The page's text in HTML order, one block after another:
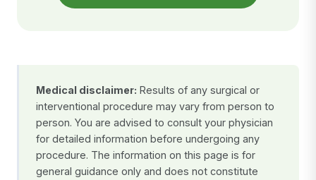
Medical disclaimer: Results of any surgical or
interventional procedure may vary from person to
person. You are advised to consult your physician
for detailed information before undergoing any
procedure. The information on this page is for
general guidance only and does not constitute